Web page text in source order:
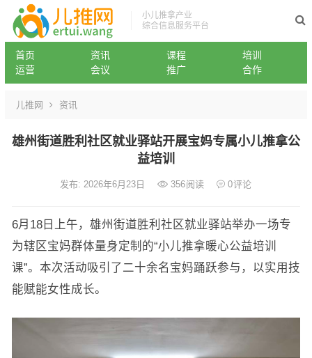
小儿推拿产业
综合信息服务平台
首页 资讯 课程
培训
运营
会议 推广 合作
儿推网 资讯
雄州街道胜利社区就业驿站开展宝妈专属小儿推拿公
益培训
发布: 2026年6月23日 356阅读 0评论
6月18日上午，雄州街道胜利社区就业驿站举办一场专
为辖区宝妈群体量身定制的“小儿推拿暖心公益培训
课”。本次活动吸引了二十余名宝妈踊跃参与，以实用技
能赋能女性成长。